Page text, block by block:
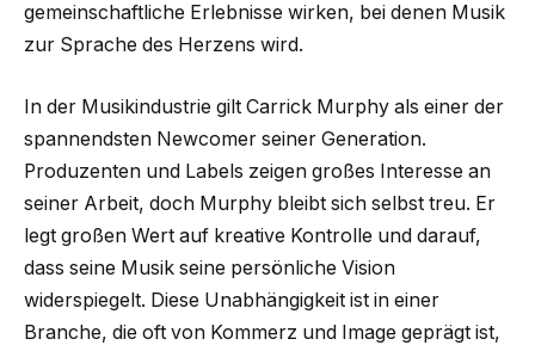
gemeinschaftliche Erlebnisse wirken, bei denen Musik
zur Sprache des Herzens wird.
In der Musikindustrie gilt Carrick Murphy als einer der
spannendsten Newcomer seiner Generation.
Produzenten und Labels zeigen großes Interesse an
seiner Arbeit, doch Murphy bleibt sich selbst treu. Er
legt großen Wert auf kreative Kontrolle und darauf,
dass seine Musik seine persönliche Vision
widerspiegelt. Diese Unabhängigkeit ist in einer
Branche, die oft von Kommerz und Image geprägt ist,